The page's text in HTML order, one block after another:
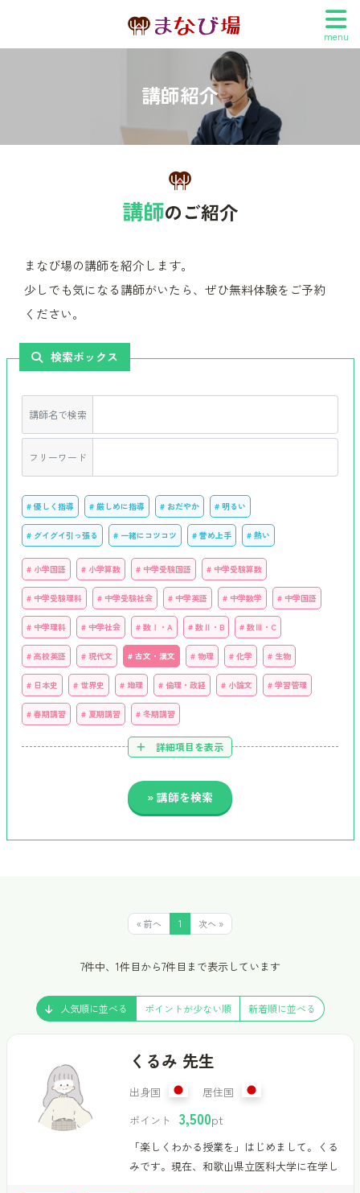
menu
講師紹介
講師のご紹介
まなび場の講師を紹介します。
少しでも気になる講師がいたら、ぜひ無料体験をご予約
ください。
検索ボックス
講師名で検索
フリーワード
# 優しく指導 # 厳しめに指導 # おだやか # 明るい
# グイグイ引っ張る # 一緒にコツコツ # 誉め上手 # 熱い
# 小学国語 # 小学算数 # 中学受験国語 # 中学受験算数
# 中学受験理科 # 中学受験社会 # 中学英語 # 中学数学 # 中学国語
# 中学理科 # 中学社会 # 数Ⅰ・A # 数Ⅱ・B # 数Ⅲ・C
# 高校英語 # 現代文 # 古文・漢文 # 物理 # 化学 # 生物
# 日本史 # 世界史 # 地理 # 倫理・政経 # 小論文 # 学習管理
# 春期講習 # 夏期講習 # 冬期講習
詳細項目を表示
« 前へ 1 次へ »
7件中、1件目から7件目まで表示しています
人気順に並べる ポイントが少ない順 新着順に並べる
くるみ 先生
出身国
居住国
ポイント
3,500pt
「楽しくわかる授業を」はじめまして。くる
みです。現在、和歌山県立医科大学に在学し